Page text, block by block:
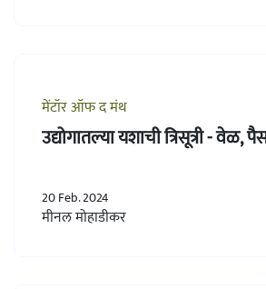
मेंटॉर ऑफ द मंथ
उद्योगातल्या यशाची त्रिसूत्री - वेळ,
20 Feb. 2024
मीनल मोहाडीकर